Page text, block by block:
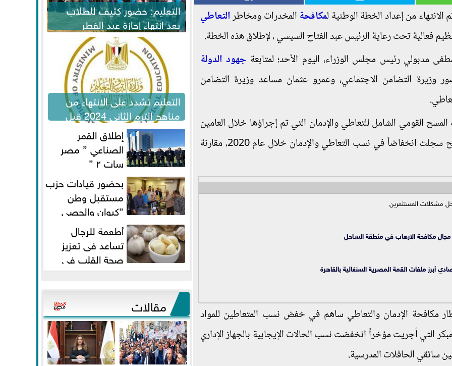
من إعداد الخطة الوطنية لمكافحة المخدرات ومخاطرالتعاطي
مدبولي رئيس مجلس الوزراء، اليوم الأحد؛ لمتابعة جهود الدولة
وزيرة التضامن الاجتماعي، وعمرو عثمان مساعد وزيرة التضامن
المسح القومي الشامل للتعاطي والإدمان التي تم إجراؤها خلال العامين
"2015 و2020"، حيث أوضحت أن مؤشرات المسح سجلت انخفاضاً في نسب التعاطي والإدمان خلال عام 2020، مقارنة
مشكلات المستثمرين
مكافحة الارهاب في منطقة السـاحل
أبرز ملفات القمة المصرية السنغالية بالقاهرة
مكافحة الإدمان والتعاطي ساهم في خفض نسب المتعاطين للمواد
التي أجريت مؤخراً انخفضت نسب الحالات الإيجابية بالجهاز الإداري
سائقي الحافلات المدرسية.
التعليم: حضور كثيف للطلاب
بعد انتهاء إجازة عيد الفطر
لاستكمال المناهج
التعليم تشدد على الانتهاء من
مناهج الترم الثاني 2024 قبل
الامتحانات
إطلاق القمر
الصناعي ” مصر
سات ٢ ”
بحضور قيادات حزب
مستقبل وطن
”كيوان والحصي
والتمامي وابوحجازي وعيسي” أمانه
كفر...
أطعمة للرجال
تساعد فى تعزيز
صحة القلب فى
سن الأربعين
مقالات